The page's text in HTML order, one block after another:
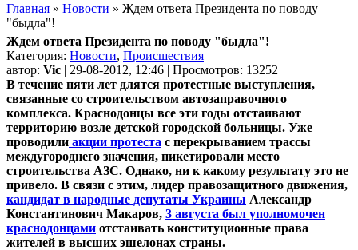
Главная » Новости » Ждем ответа Президента по поводу
"быдла"!
Ждем ответа Президента по поводу "быдла"!
Категория: Новости, Происшествия
автор: Vic | 29-08-2012, 12:46 | Просмотров: 13252
В течение пяти лет длятся протестные выступления,
связанные со строительством автозаправочного
комплекса. Краснодонцы все эти годы отстаивают
территорию возле детской городской больницы. Уже
проводили акции протеста с перекрыванием трассы
междугороднего значения, пикетировали место
строительства АЗС. Однако, ни к какому результату это не
привело. В связи с этим, лидер правозащитного движения,
кандидат в народные депутаты Украины Александр
Константинович Макаров, 3 августа был уполномочен
краснодонцами отстаивать конституционные права
жителей в высших эшелонах страны.